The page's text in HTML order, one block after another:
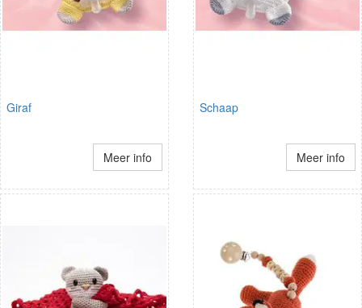
Giraf
Meer info
Schaap
Meer info